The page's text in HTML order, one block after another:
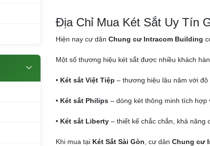
Địa Chỉ Mua Két Sắt Uy Tín
Hiện nay cư dân Chung cư Intracom Building
Một số thương hiệu két sắt được nhiều khách
• Két sắt Việt Tiệp – thương hiệu lâu năm với độ
• Két sắt Philips– dòng két thông minh tích hợp
• Két sắt Liberty– thiết kế chắc chắn, khả năng
Khi mua tại Két Sắt Sài Gòn , cư dân Chung cư